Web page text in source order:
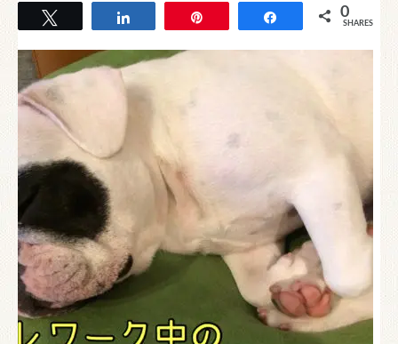
Share 0
SHARES